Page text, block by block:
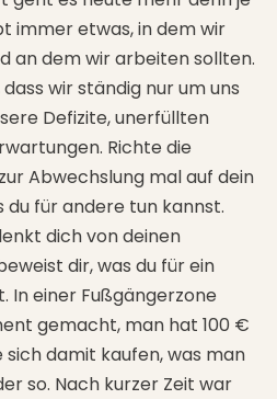
immer etwas, in dem wir
an dem wir arbeiten sollten.
wir ständig nur um uns
Defizite, unerfüllten
Richte die
Abwechslung mal auf dein
du für andere tun kannst.
dich von deinen
dir, was du für ein
In einer Fußgängerzone
gemacht, man hat 100 €
damit kaufen, was man
so. Nach kurzer Zeit war